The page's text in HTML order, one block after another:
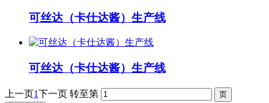
可丝达（卡仕达酱）生产线
可丝达（卡仕达酱）生产线
上一页1下一页 转至第